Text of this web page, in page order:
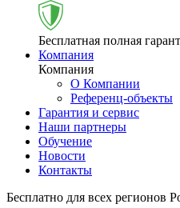
Бесплатная полная
Компания
Компания
О Компании
Референц-объекты
Гарантия и сервис
Наши партнеры
Обучение
Новости
Контакты
Бесплатно для всех регионов